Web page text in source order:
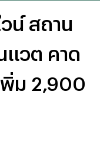
น์ สถาน
แวต คาด
พิ่ม 2,900